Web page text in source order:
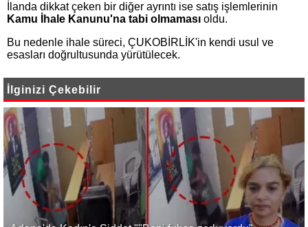
İlanda dikkat çeken bir diğer ayrıntı ise satış işlemlerinin
Kamu İhale Kanunu'na tabi olmaması oldu.
Bu nedenle ihale süreci, ÇUKOBİRLİK'in kendi usul ve
esasları doğrultusunda yürütülecek.
İlginizi Çekebilir